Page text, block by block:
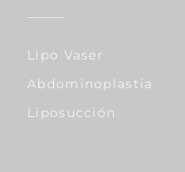
Lipo Vaser
Abdominoplastia
Liposucción